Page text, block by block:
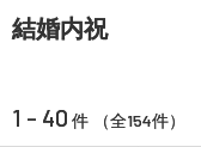
結婚内祝
1 - 40 件 （全154件）